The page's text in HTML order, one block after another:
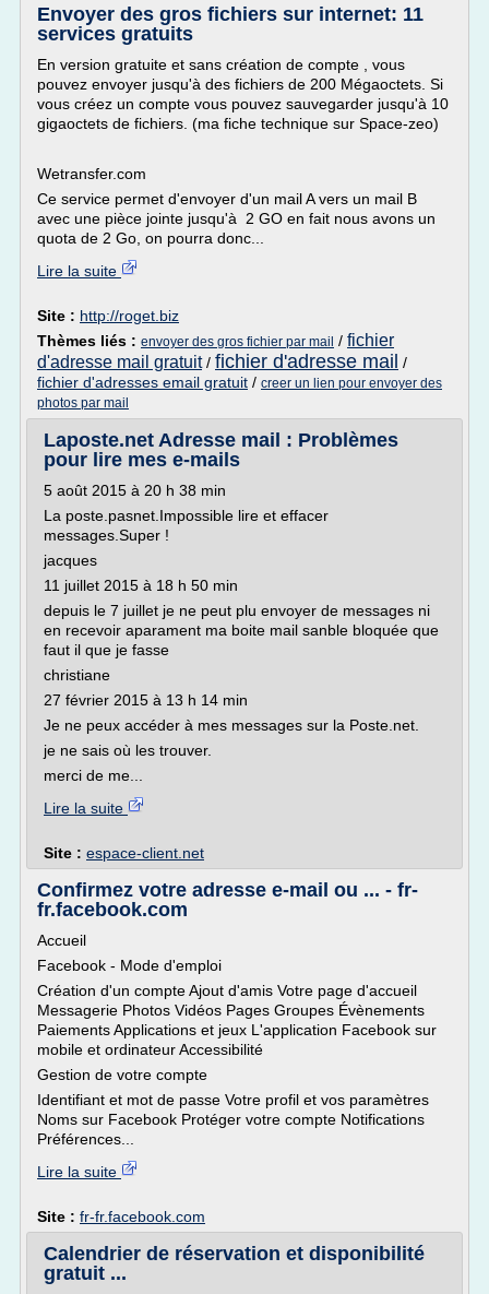
Envoyer des gros fichiers sur internet: 11
services gratuits
En version gratuite et sans création de compte , vous
pouvez envoyer jusqu'à des fichiers de 200 Mégaoctets. Si
vous créez un compte vous pouvez sauvegarder jusqu'à 10
gigaoctets de fichiers. (ma fiche technique sur Space-zeo)
Wetransfer.com
Ce service permet d'envoyer d'un mail A vers un mail B
avec une pièce jointe jusqu'à 2 GO en fait nous avons un
quota de 2 Go, on pourra donc...
Lire la suite
Site : http://roget.biz
Thèmes liés : envoyer des gros fichier par mail / fichier
d'adresse mail gratuit/ fichier d'adresse mail /
fichier d'adresses email gratuit / creer un lien pour envoyer des
photos par mail
Laposte.net Adresse mail : Problèmes
pour lire mes e-mails
5 août 2015 à 20 h 38 min
La poste.pasnet.Impossible lire et effacer
messages.Super !
jacques
11 juillet 2015 à 18 h 50 min
depuis le 7 juillet je ne peut plu envoyer de messages ni
en recevoir aparament ma boite mail sanble bloquée que
faut il que je fasse
christiane
27 février 2015 à 13 h 14 min
Je ne peux accéder à mes messages sur la Poste.net.
je ne sais où les trouver.
merci de me...
Lire la suite
Site : espace-client.net
Confirmez votre adresse e-mail ou ... - fr-
fr.facebook.com
Accueil
Facebook - Mode d'emploi
Création d'un compte Ajout d'amis Votre page d'accueil
Messagerie Photos Vidéos Pages Groupes Évènements
Paiements Applications et jeux L'application Facebook sur
mobile et ordinateur Accessibilité
Gestion de votre compte
Identifiant et mot de passe Votre profil et vos paramètres
Noms sur Facebook Protéger votre compte Notifications
Préférences...
Lire la suite
Site : fr-fr.facebook.com
Calendrier de réservation et disponibilité
gratuit ...